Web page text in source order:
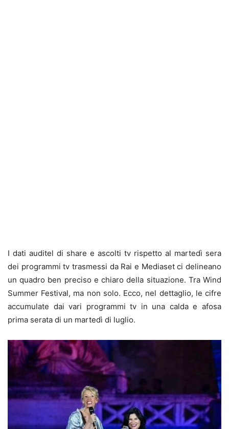
I dati auditel di share e ascolti tv rispetto al martedì sera
dei programmi tv trasmessi da Rai e Mediaset ci delineano
un quadro ben preciso e chiaro della situazione. Tra Wind
Summer Festival, ma non solo. Ecco, nel dettaglio, le cifre
accumulate dai vari programmi tv in una calda e afosa
prima serata di un martedì di luglio.